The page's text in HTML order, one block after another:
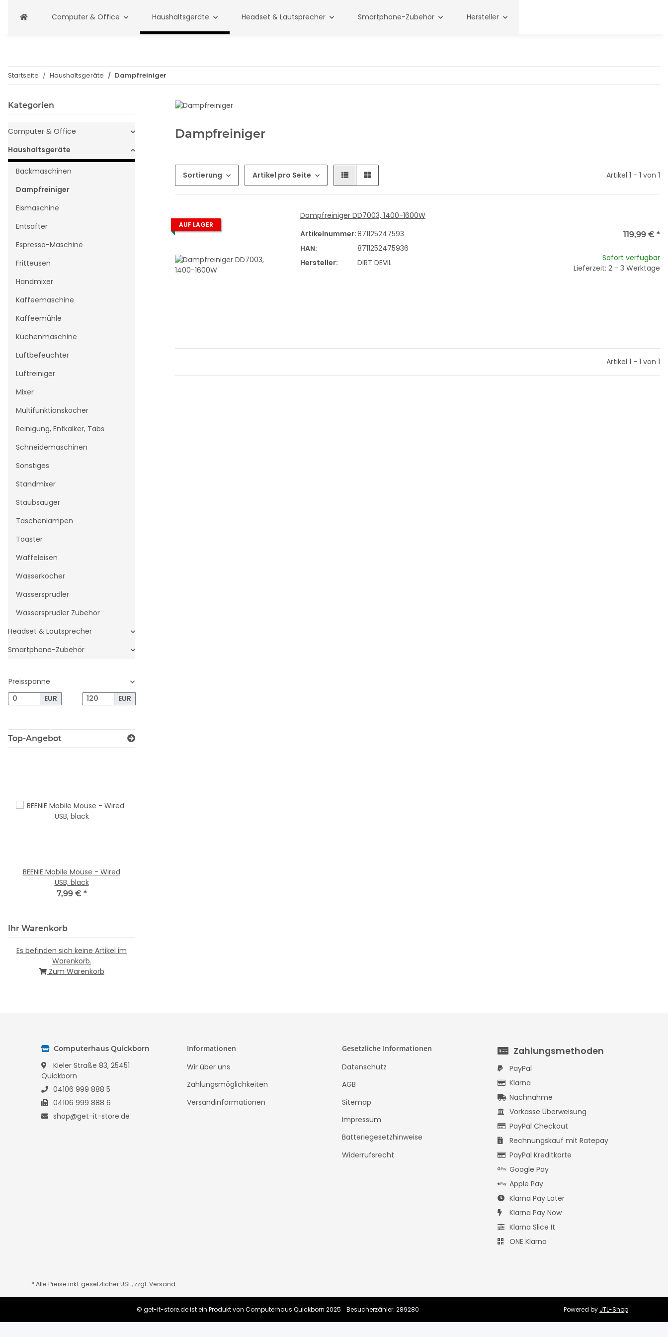
Computer & Office Haushaltsgeräte Headset & Lautsprecher Smartphone-Zubehör Hersteller
Startseite Haushaltsgeräte Dampfreiniger
Dampfreiniger
Sortierung Artikel pro Seite Artikel 1 - 1 von 1
AUF LAGER
Dampfreiniger DD7003, 1400-1600W
Artikelnummer:871125247593
HAN:
8711252475936
Hersteller:
DIRT DEVIL
119,99 € *
Sofort verfügbar
Lieferzeit: 2 - 3 Werktage
Artikel 1 - 1 von 1
Kategorien
Computer & Office
Haushaltsgeräte
Backmaschinen
Dampfreiniger
Eismaschine
Entsafter
Espresso-Maschine
Fritteusen
Handmixer
Kaffeemaschine
Kaffeemühle
Küchenmaschine
Luftbefeuchter
Luftreiniger
Mixer
Multifunktionskocher
Reinigung, Entkalker, Tabs
Schneidemaschinen
Sonstiges
Standmixer
Staubsauger
Taschenlampen
Toaster
Waffeleisen
Wasserkocher
Wassersprudler
Wassersprudler Zubehör
Headset & Lautsprecher
Smartphone-Zubehör
Preisspanne
EUR
EUR
Top-Angebot
BEENIE Mobile Mouse - Wired
USB, black
7,99 € *
Ihr Warenkorb
Es befinden sich keine Artikel im
Warenkorb.
Zum Warenkorb
Computerhaus Quickborn
Kieler Straße 83, 25451
Quickborn
04106 999 888 5
04106 999 888 6
shop@get-it-store.de
Informationen
Wir über uns
Zahlungsmöglichkeiten
Versandinformationen
Gesetzliche Informationen
Datenschutz
AGB
Sitemap
Impressum
Batteriegesetzhinweise
Widerrufsrecht
Zahlungsmethoden
PayPal
Klarna
Nachnahme
Vorkasse Überweisung
PayPal Checkout
Rechnungskauf mit Ratepay
PayPal Kreditkarte
Google Pay
Apple Pay
Klarna Pay Later
Klarna Pay Now
Klarna Slice It
ONE Klarna
* Alle Preise inkl. gesetzlicher USt., zzgl. Versand
© get-it-store.de ist ein Produkt von Computerhaus Quickborn 2025 Besucherzähler: 289280 Powered by JTL-Shop